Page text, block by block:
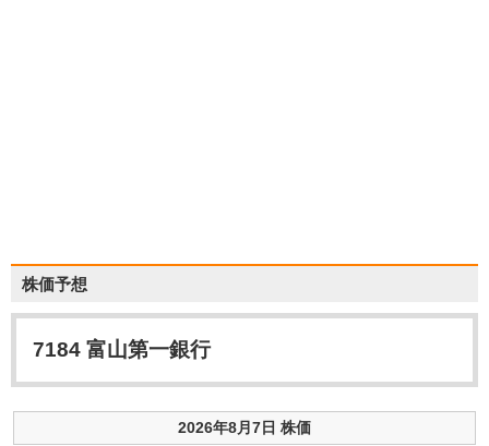
株価予想
7184 富山第一銀行
2026年8月7日 株価